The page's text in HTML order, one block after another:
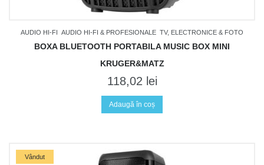
AUDIO HI-FI AUDIO HI-FI & PROFESIONALE TV, ELECTRONICE & FOTO
BOXA BLUETOOTH PORTABILA MUSIC BOX MINI
KRUGER&MATZ
118,02 lei
Adaugă în coș
Vândut